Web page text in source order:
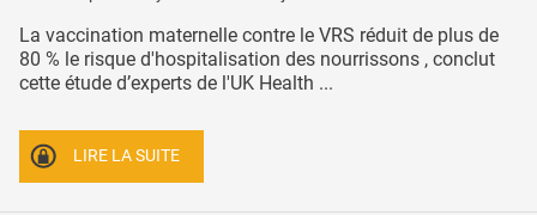
La vaccination maternelle contre le VRS réduit de plus de
80 % le risque d'hospitalisation des nourrissons , conclut
cette étude d’experts de l'UK Health ...
LIRE LA SUITE